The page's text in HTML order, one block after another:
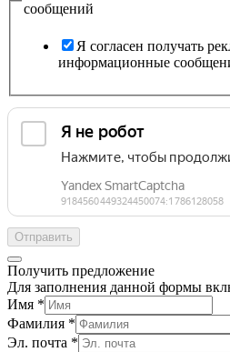
сообщений
Я согласен получать
информационные
Отправить
Получить предложение
Для заполнения данной формы
Имя *
Фамилия *
Эл. почта *